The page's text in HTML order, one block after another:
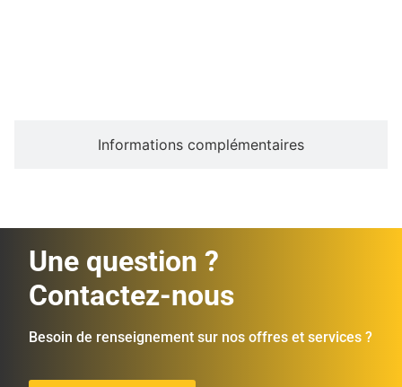
Informations complémentaires
Une question ?
Contactez-nous
Besoin de renseignement sur nos offres et services ?